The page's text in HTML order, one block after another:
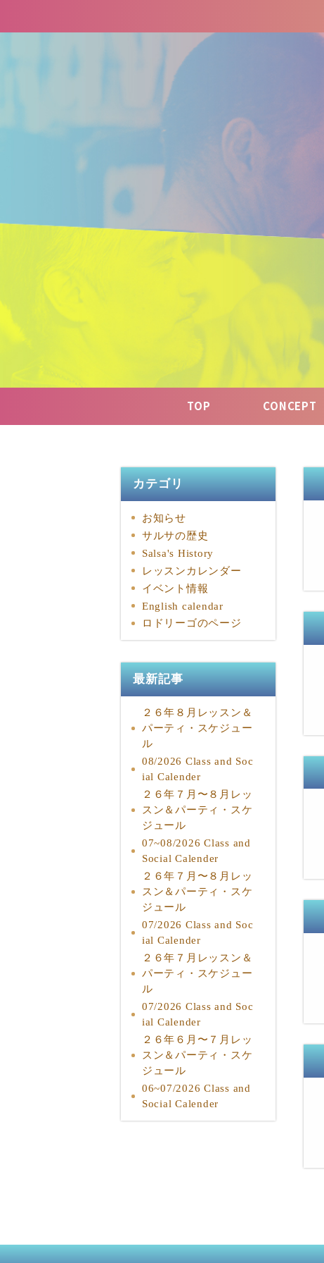
TOP CONCEPT
カテゴリ
お知らせ
サルサの歴史
Salsa's History
レッスンカレンダー
イベント情報
English calendar
ロドリーゴのページ
最新記事
２６年８月レッスン＆
パーティ・スケジュー
ル
08/2026 Class and Soc
ial Calender
２６年７月〜８月レッ
スン＆パーティ・スケ
ジュール
07~08/2026 Class and
Social Calender
２６年７月〜８月レッ
スン＆パーティ・スケ
ジュール
07/2026 Class and Soc
ial Calender
２６年７月レッスン＆
パーティ・スケジュー
ル
07/2026 Class and Soc
ial Calender
２６年６月〜７月レッ
スン＆パーティ・スケ
ジュール
06~07/2026 Class and
Social Calender